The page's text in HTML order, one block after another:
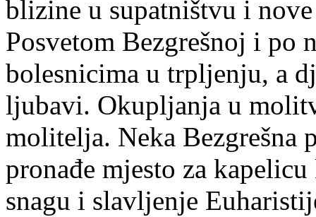
blizine u supatništvu i
Posvetom Bezgrešnoj i po
bolesnicima u trpljenju, a
ljubavi. Okupljanja u
molitelja. Neka Bezgrešna
pronađe mjesto za
snagu i slavljenje